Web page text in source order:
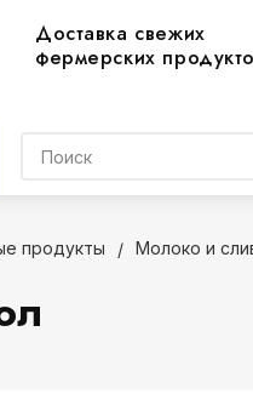
Доставка свежих
фермерских
продукты Молоко и